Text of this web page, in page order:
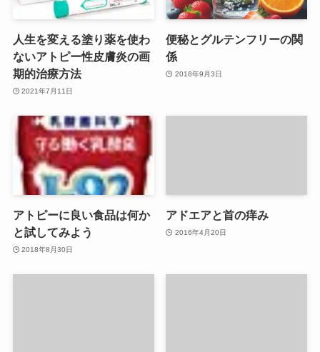
人生を変える塗り薬を使わ
ないアトピー性皮膚炎の画
期的治療方法
2021年7月11日
便秘とグルテンフリーの関
係
2018年9月3日
アトピーに良い食品は何か
と試してみよう
2018年8月30日
アドエアと首の痒み
2016年4月20日